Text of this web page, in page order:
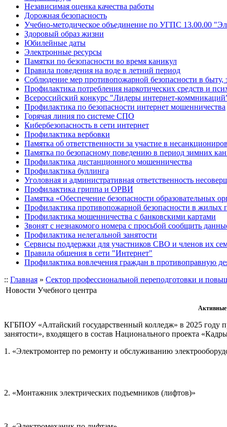
Независимая оценка качества работы
Дорожная безопасность
Учебно-методическое объединение по УГПС 13.00.00
Здоровый образ жизни
Юбилейные даты
Электронные ресурсы
Памятки по безопасности во время каникул
Правила поведения на воде в летний период
Соблюдение мер противопожарной безопасности в быту,
Профилактика потребления наркотических средств и
Всероссийский конкурс "Лидеры интернет-
Профилактика по безопасности интернет мошенничества
Горячая линия по системе СПО
Кибербезопасность в сети интернет
Профилактика вербовки
Памятка об ответственности за участие в
Памятка по безопасному поведению в период зимних
Профилактика дистанционного мошенничества
Профилактика буллинга
Уголовная и административная ответственность
Профилактика гриппа и ОРВИ
Памятка «Обеспечение безопасности образовательных
Профилактика противопожарной безопасности в жилых
Профилактика мошенничества с банковскими картами
Звонят с незнакомого номера с просьбой сообщить
Профилактика нелегальной занятости
Сервисы поддержки для участников СВО и членов их
Правила общения в сети "Интернет"
Профилактика вовлечения граждан в противоправную
:: Главная » Сектор профессиональной переподготовки и
Новости Учебного центра
Активные
КГБПОУ «Алтайский государственный колледж» в 2025 году
занятости», входящего в состав Национального проекта
1. «Электромонтер по ремонту и обслуживанию
2. «Монтажник электрических подъемников (лифтов)»